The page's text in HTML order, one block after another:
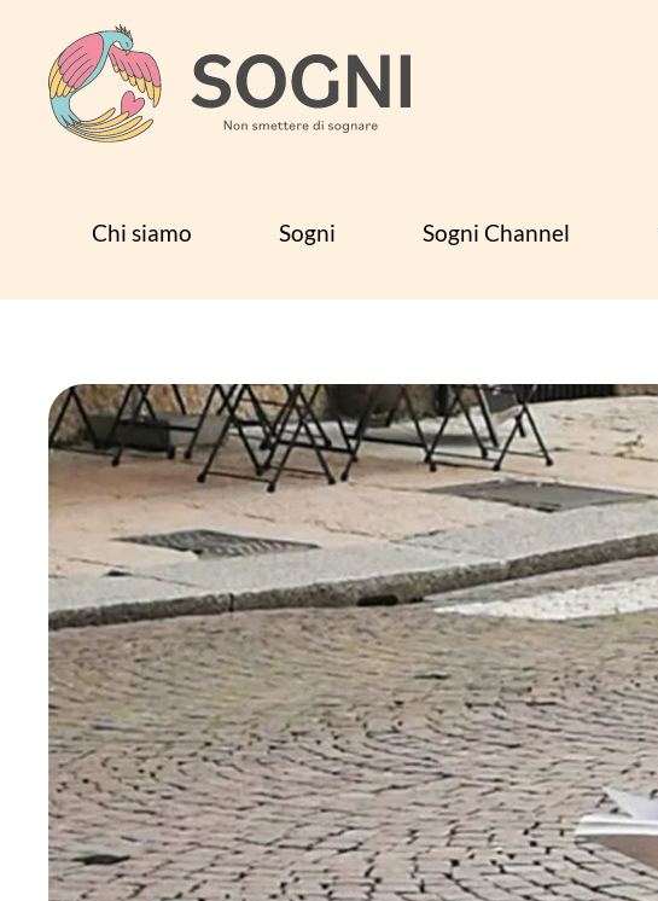
Skip to main content
Chi siamo Sogni Sogni Channel